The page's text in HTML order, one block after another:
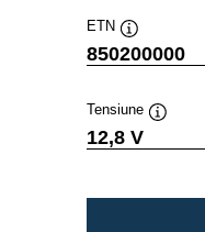
ETN
Tooltip
850200000
Tensiune
12,8 V